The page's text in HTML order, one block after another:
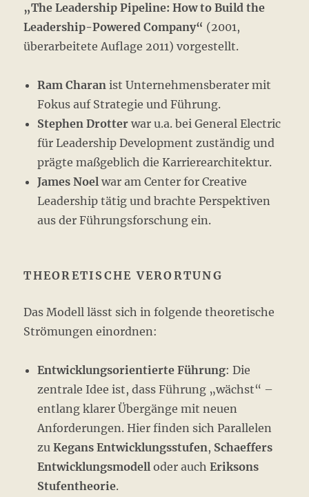
„The Leadership Pipeline: How to Build the
Leadership-Powered Company“ (2001,
überarbeitete Auflage 2011) vorgestellt.
Ram Charan ist Unternehmensberater mit
Fokus auf Strategie und Führung.
Stephen Drotter war u.a. bei General Electric
für Leadership Development zuständig und
prägte maßgeblich die Karrierearchitektur.
James Noel war am Center for Creative
Leadership tätig und brachte Perspektiven
aus der Führungsforschung ein.
THEORETISCHE VERORTUNG
Das Modell lässt sich in folgende theoretische
Strömungen einordnen:
Entwicklungsorientierte Führung: Die
zentrale Idee ist, dass Führung „wächst“ –
entlang klarer Übergänge mit neuen
Anforderungen. Hier finden sich Parallelen
zuKegans Entwicklungsstufen, Schaeffers
Entwicklungsmodell oder auchEriksons
Stufentheorie.